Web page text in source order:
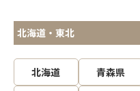
北海道・東北
北海道 青森県